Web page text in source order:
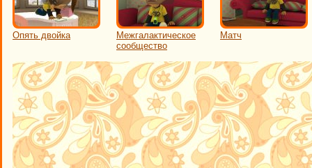
Опять двойка
Межгалактическое
сообщество
Матч